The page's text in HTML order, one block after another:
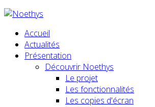
Accueil
Actualités
Présentation
Découvrir Noethys
Le projet
Les fonctionnalités
Les copies d'écran